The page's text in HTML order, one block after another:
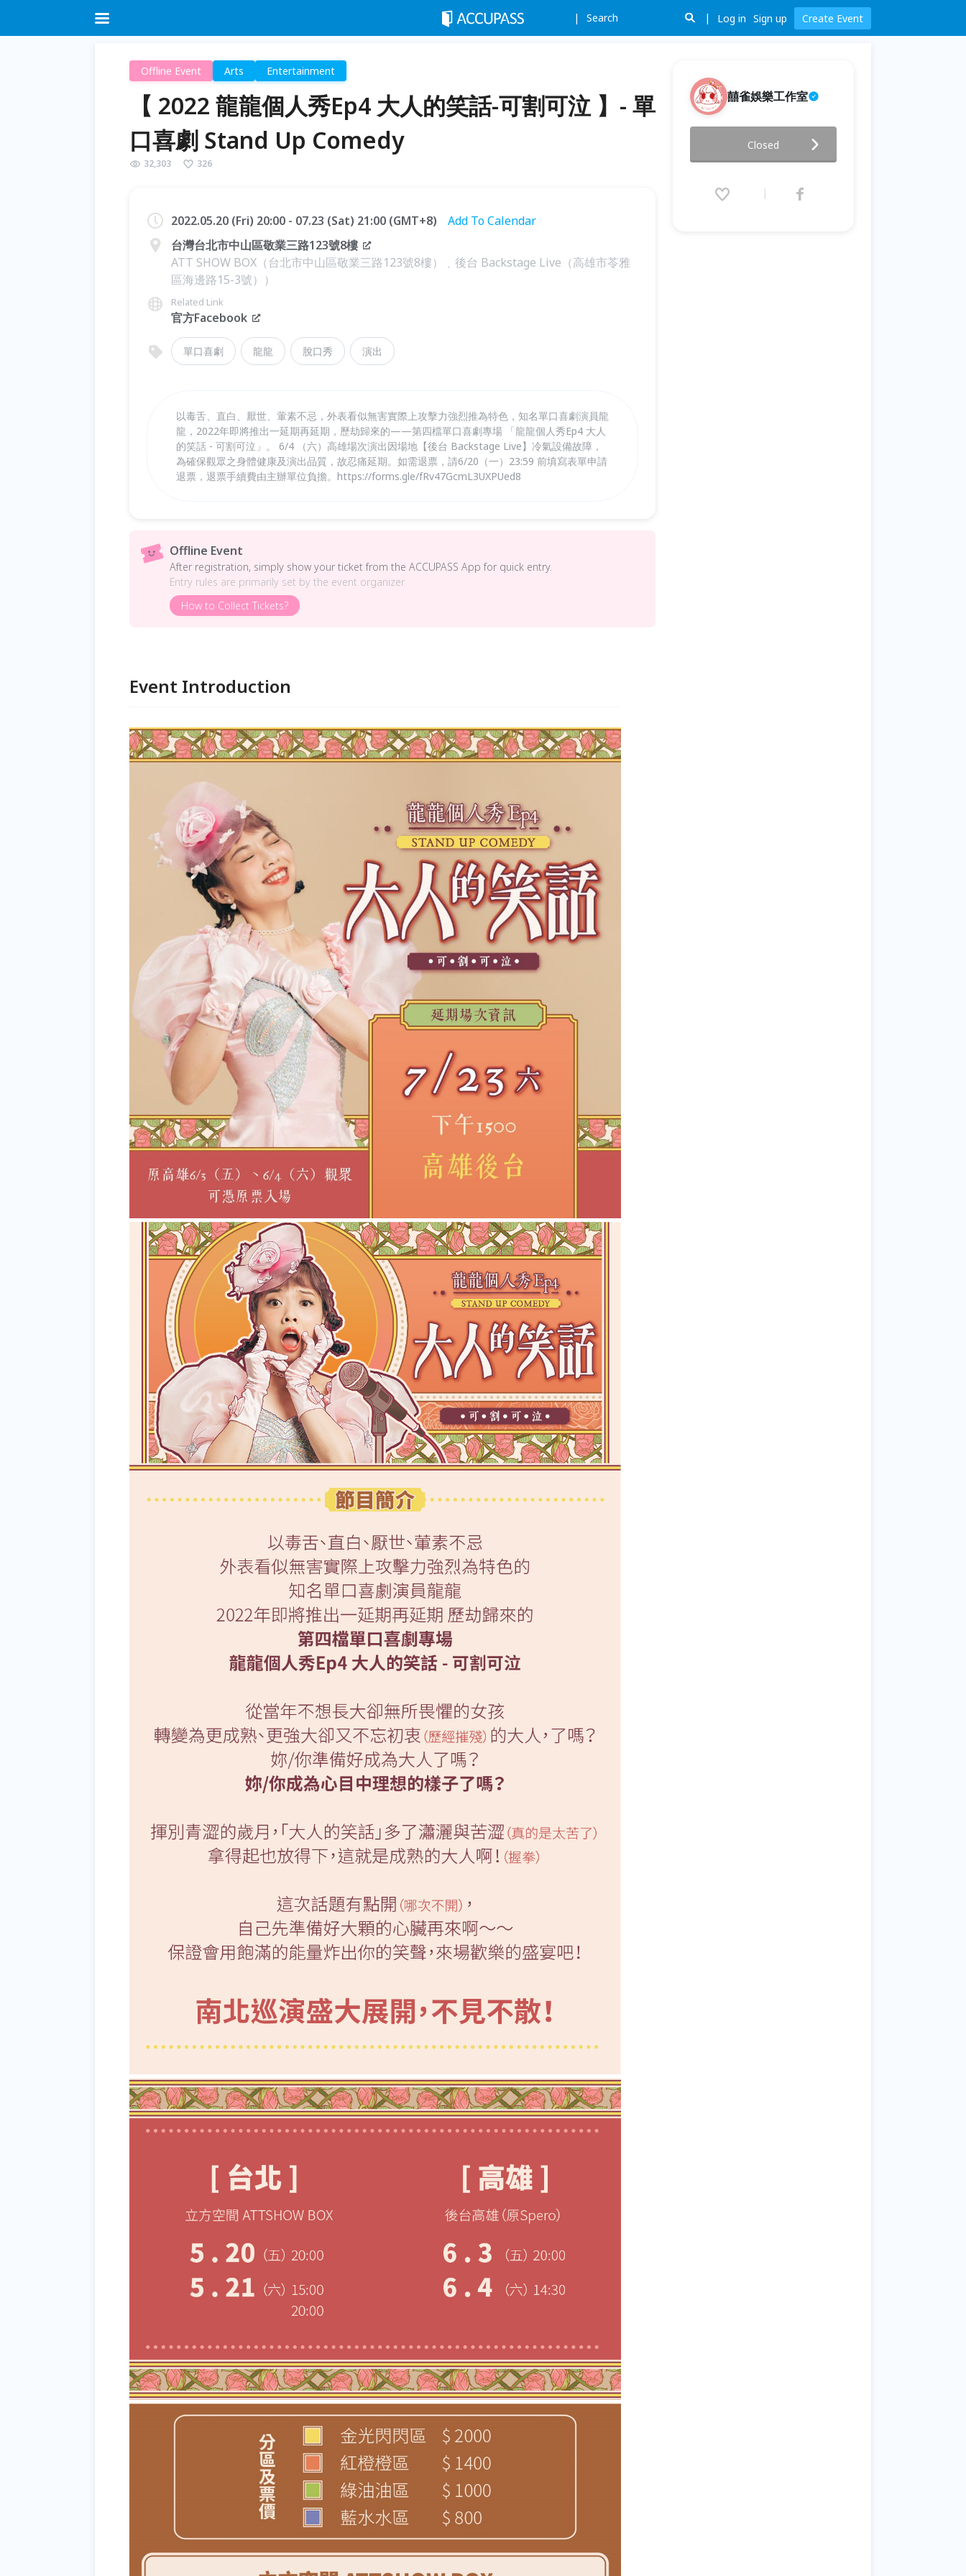
Search Log in Sign up Create Event
Offline Event Arts Entertainment
【 2022 龍龍個人秀Ep4 大人的笑話-可割可泣 】- 單
口喜劇 Stand Up Comedy
32,303 326
2022.05.20 (Fri) 20:00 - 07.23 (Sat) 21:00 (GMT+8)
Add To Calendar
台灣台北市中山區敬業三路123號8樓
ATT SHOW BOX（台北市中山區敬業三路123號8樓）﹑後台 Backstage Live（高雄市苓雅
區海邊路15-3號））
Related Link
官方Facebook
單口喜劇 龍龍 脫口秀 演出
以毒舌、直白、厭世、葷素不忌，外表看似無害實際上攻擊力強烈推為特色，知名單口喜劇演員龍
龍，2022年即將推出一延期再延期，歷劫歸來的——第四檔單口喜劇專場 「龍龍個人秀Ep4 大人
的笑話 - 可割可泣」。 6/4 （六）高雄場次演出因場地【後台 Backstage Live】冷氣設備故障，
為確保觀眾之身體健康及演出品質，故忍痛延期。如需退票，請6/20（一）23:59 前填寫表單申請
退票，退票手續費由主辦單位負擔。https://forms.gle/fRv47GcmL3UXPUed8
Offline Event
After registration, simply show your ticket from the ACCUPASS App for quick entry.
Entry rules are primarily set by the event organizer.
How to Collect Tickets?
Event Introduction
囍雀娛樂工作室
笑話-可割可泣 】- 單口喜劇
Stand Up Comedy
(Sat) 21:00 (GMT+8)
Closed